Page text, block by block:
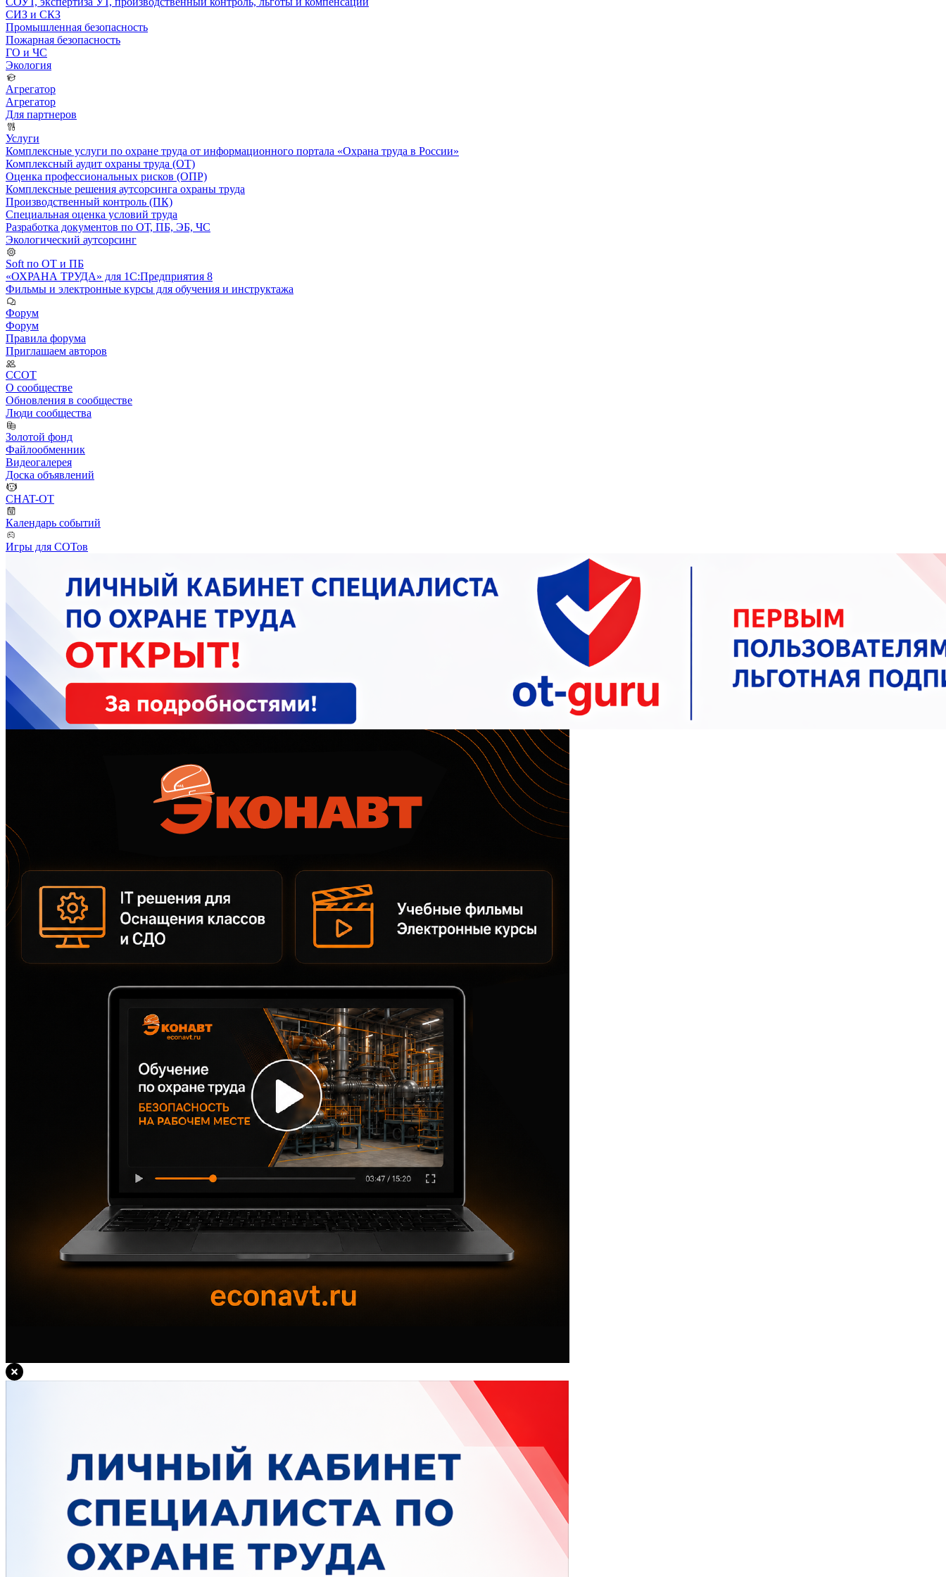
СИЗ и СКЗ
Промышленная безопасность
Пожарная безопасность
ГО и ЧС
Экология
Агрегатор
Агрегатор
Для партнеров
Услуги
Комплексные услуги по охране труда от информационного портала «Охрана труда в России»
Комплексный аудит охраны труда (ОТ)
Оценка профессиональных рисков (ОПР)
Комплексные решения аутсорсинга охраны труда
Производственный контроль (ПК)
Специальная оценка условий труда
Разработка документов по ОТ, ПБ, ЭБ, ЧС
Экологический аутсорсинг
Soft по ОТ и ПБ
«ОХРАНА ТРУДА» для 1С:Предприятия 8
Фильмы и электронные курсы для обучения и инструктажа
Форум
Форум
Правила форума
Приглашаем авторов
ССОТ
О сообществе
Обновления в сообществе
Люди сообщества
Золотой фонд
Файлообменник
Видеогалерея
Доска объявлений
CHAT-OT
Календарь событий
Игры для СОТов